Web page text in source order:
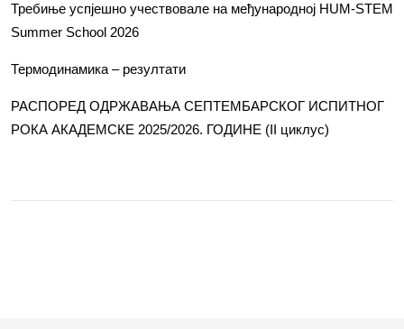
Требиње успјешно учествовале на међународној HUM-STEM
Summer School 2026
Термодинамика – резултати
РАСПОРЕД ОДРЖАВАЊА СЕПТЕМБАРСКОГ ИСПИТНОГ
РОКА АКАДЕМСКЕ 2025/2026. ГОДИНЕ (II циклус)